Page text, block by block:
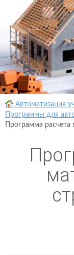
Автоматизация
Программы для
Программа расчета